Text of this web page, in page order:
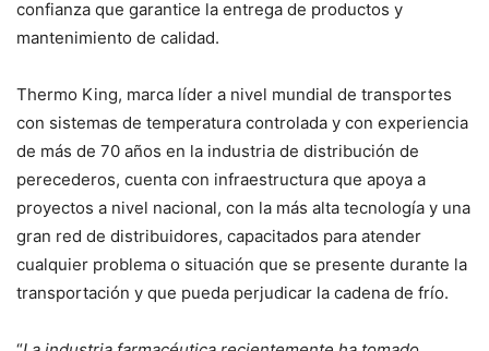
confianza que garantice la entrega de productos y
mantenimiento de calidad.
Thermo King, marca líder a nivel mundial de transportes
con sistemas de temperatura controlada y con experiencia
de más de 70 años en la industria de distribución de
perecederos, cuenta con infraestructura que apoya a
proyectos a nivel nacional, con la más alta tecnología y una
gran red de distribuidores, capacitados para atender
cualquier problema o situación que se presente durante la
transportación y que pueda perjudicar la cadena de frío.